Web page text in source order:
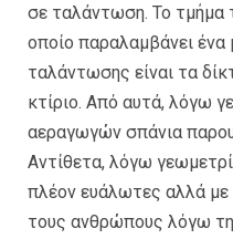
σε ταλάντωση. Το
οποίο παραλαμβάνει ένα
ταλάντωσης είναι τα
κτίριο. Από αυτά, λόγω
αεραγωγών σπάνια
Αντίθετα, λόγω
πλέον ευάλωτες αλλά με
τους ανθρώπους λόγω